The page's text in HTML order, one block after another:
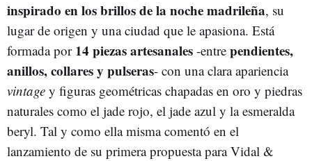
inspirado en los brillos de la noche madrileña, su
lugar de origen y una ciudad que le apasiona. Está
formada por 14 piezas artesanales -entre pendientes,
anillos, collares y pulseras- con una clara apariencia
vintage y figuras geométricas chapadas en oro y piedras
naturales como el jade rojo, el jade azul y la esmeralda
beryl. Tal y como ella misma comentó en el
lanzamiento de su primera propuesta para Vidal &